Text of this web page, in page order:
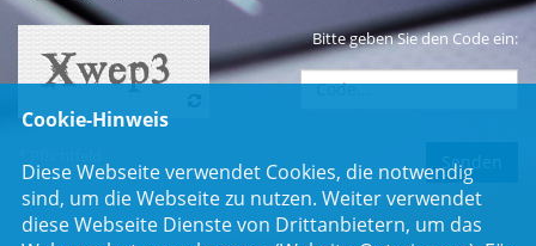
Bitte geben Sie den Code ein:
Cookie-Hinweis
Diese Webseite verwendet Cookies, die notwendig
sind, um die Webseite zu nutzen. Weiter verwendet
diese Webseite Dienste von Drittanbietern, um das